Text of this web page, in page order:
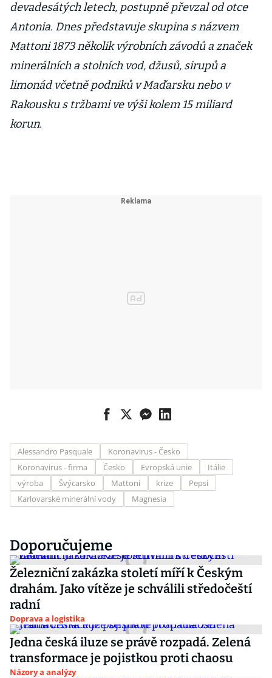
devadesátých letech, postupně převzal od otce
Antonia. Dnes představuje skupina s názvem
Mattoni 1873 několik výrobních závodů a značek
minerálních a stolních vod, džusů, sirupů a
limonád včetně podniků v Maďarsku nebo v
Rakousku s tržbami ve výši kolem 15 miliard
korun.
Alessandro Pasquale
Koronavirus - Česko
Koronavirus - firma
Česko Evropská unie
Itálie
výroba
Švýcarsko Mattoni krize
Pepsi
Karlovarské minerální vody
Magnesia
Doporučujeme
Železniční zakázka století míří k Českým
drahám. Jako vítěze je schválili středočeští
radní
Doprava a logistika
Jedna česká iluze se právě rozpadá. Zelená
transformace je pojistkou proti chaosu
Názory a analýzy